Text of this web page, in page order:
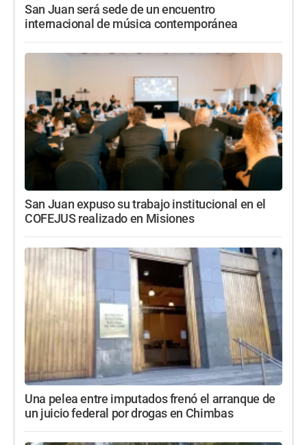
San Juan será sede de un encuentro
internacional de música contemporánea
San Juan expuso su trabajo institucional en el
COFEJUS realizado en Misiones
Una pelea entre imputados frenó el arranque de
un juicio federal por drogas en Chimbas